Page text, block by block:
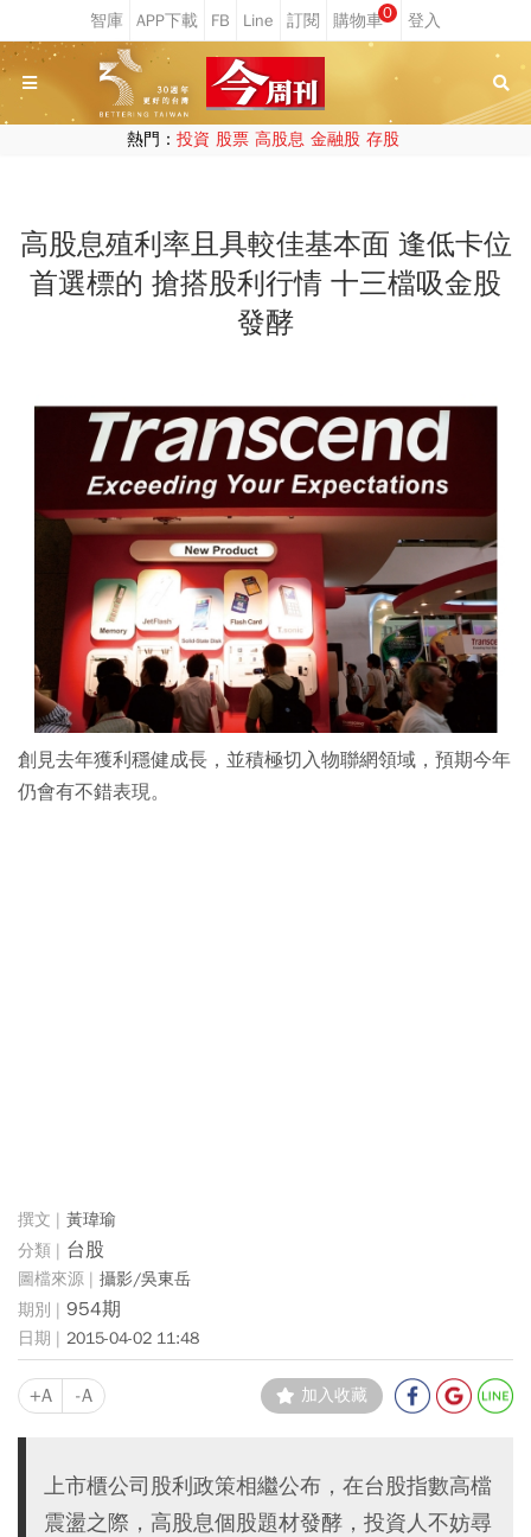
0
熱門： 投資 股票 高股息 金融股 存股
高股息殖利率且具較佳基本面 逢低卡位
首選標的 搶搭股利行情 十三檔吸金股
發酵
創見去年獲利穩健成長，並積極切入物聯網領域，預期今年
仍會有不錯表現。
黃瑋瑜
台股
攝影/吳東岳
954期
2015-04-02 11:48
+A -A 加入收藏
上市櫃公司股利政策相繼公布，在台股指數高檔
震盪之際，高股息個股題材發酵，投資人不妨尋